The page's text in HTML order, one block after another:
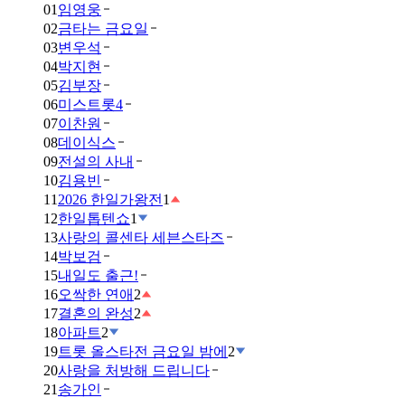
01 임영웅
02금타는 금요일
03변우석
04박지현
05김부장
06미스트롯4
07이찬원
08데이식스
09전설의 사내
10김용빈
11 2026 한일가왕전 1
12한일톱텐쇼1
13사랑의 콜센타 세븐스타즈
14박보검
15내일도 출근!
16오싹한 연애 2
17결혼의 완성2
18아파트2
19트롯 올스타전 금요일 밤에 2
20사랑을 처방해 드립니다
21 송가인